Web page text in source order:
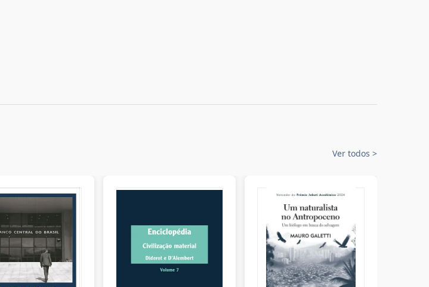
Ver todos >